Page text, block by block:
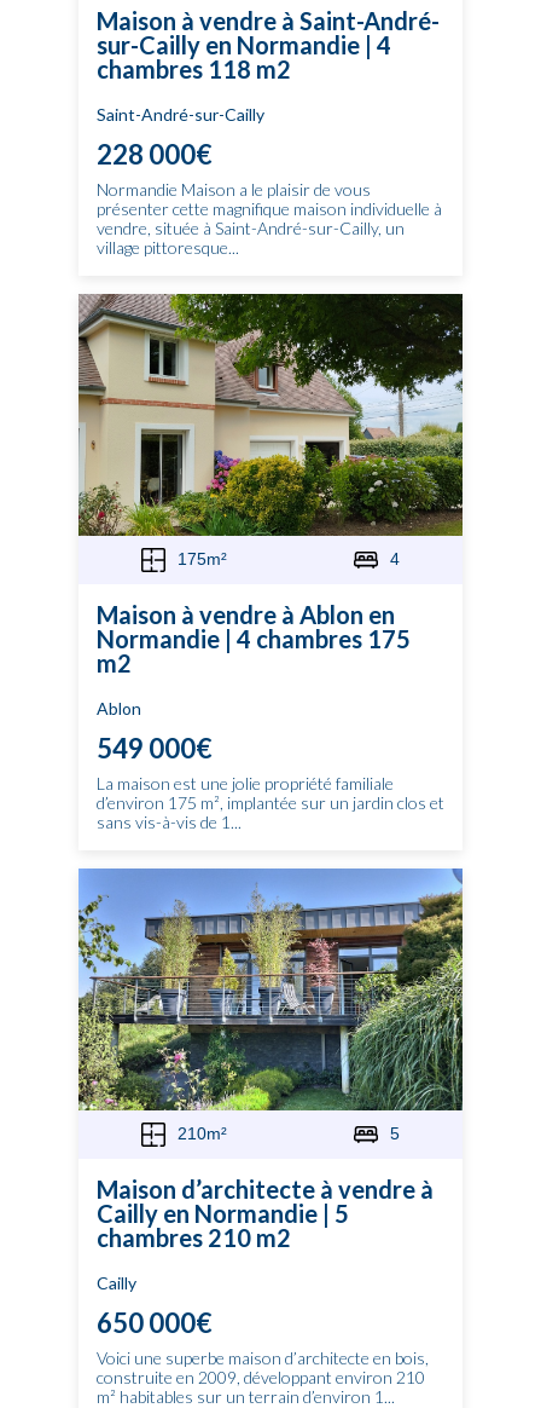
Maison à vendre à Saint-André-
sur-Cailly en Normandie | 4
chambres 118 m2
Saint-André-sur-Cailly
228 000€
Normandie Maison a le plaisir de vous
présenter cette magnifique maison individuelle à
vendre, située à Saint-André-sur-Cailly, un
village pittoresque...
175m² 4
Maison à vendre à Ablon en
Normandie | 4 chambres 175
m2
Ablon
549 000€
La maison est une jolie propriété familiale
d’environ 175 m², implantée sur un jardin clos et
sans vis-à-vis de 1...
210m² 5
Maison d’architecte à vendre à
Cailly en Normandie | 5
chambres 210 m2
Cailly
650 000€
Voici une superbe maison d’architecte en bois,
construite en 2009, développant environ 210
m² habitables sur un terrain d’environ 1...